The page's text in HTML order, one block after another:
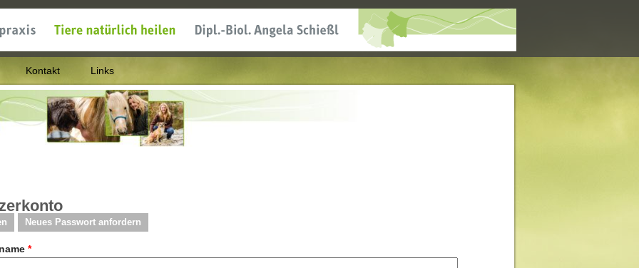
Kontakt Links
hier
(aktiver Reiter)
Neues Passwort anfordern
*